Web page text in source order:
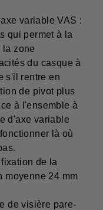
variable VAS :
qui permet à la
la zone
du casque à
s'il rentre en
de pivot plus
à l'ensemble à
d'axe variable
là où
de la
moyenne 24 mm
de visière pare-